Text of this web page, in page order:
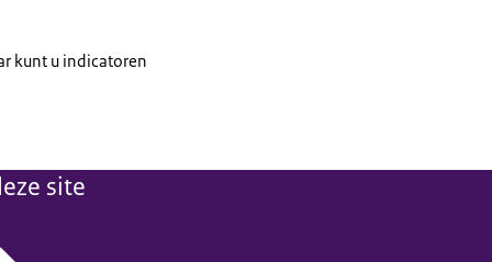
kunt u indicatoren
site